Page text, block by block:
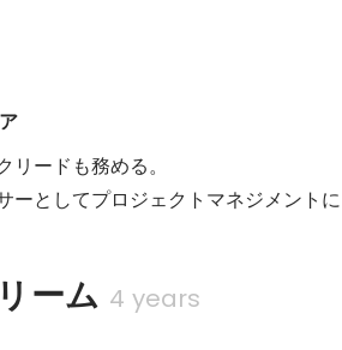
ードも務める。
ーとしてプロジェクトマネジメント
ーム 4 years